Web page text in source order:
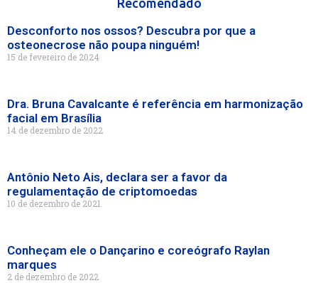
Desconforto nos ossos? Descubra por que a
osteonecrose não poupa ninguém!
15 de fevereiro de 2024
Dra. Bruna Cavalcante é referência em harmonização
facial em Brasília
14 de dezembro de 2022
Antônio Neto Ais, declara ser a favor da
regulamentação de criptomoedas
10 de dezembro de 2021
Conheçam ele o Dançarino e coreógrafo Raylan
marques
2 de dezembro de 2022